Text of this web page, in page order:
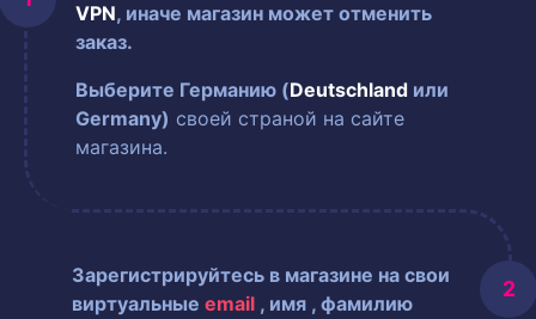
VPN, иначе магазин может отменить
заказ.
Выберите Германию (Deutschland или
Germany) своей страной на сайте
магазина.
Зарегистрируйтесь в магазине на свои
виртуальные email , имя , фамилию